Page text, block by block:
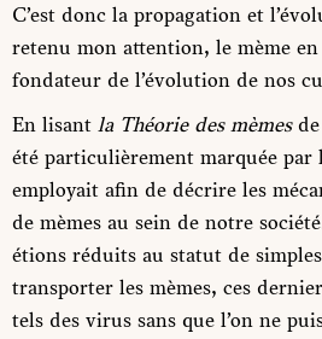
C’est donc la propagation et
retenu mon attention, le mème
fondateur de l’évolution de nos
En lisant la Théorie des mèmesde
été particulièrement marquée par
employait afin de décrire les
de mèmes au sein de notre
étions réduits au statut de
transporter les mèmes, ces
tels des virus sans que l’on ne